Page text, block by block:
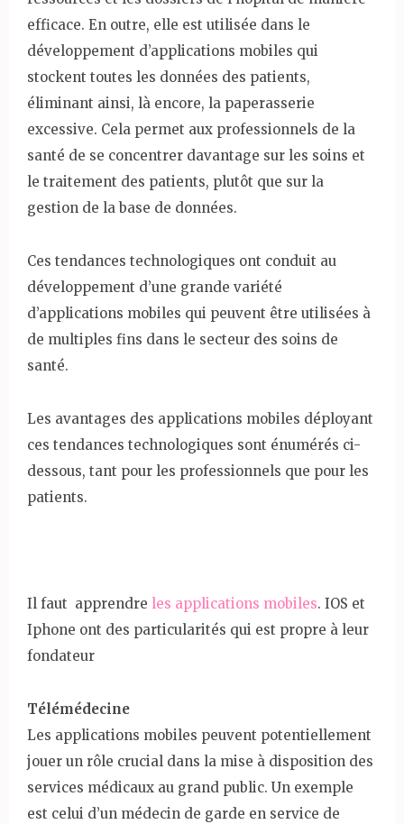
efficace. En outre, elle est utilisée dans le
développement d’applications mobiles qui
stockent toutes les données des patients,
éliminant ainsi, là encore, la paperasserie
excessive. Cela permet aux professionnels de la
santé de se concentrer davantage sur les soins et
le traitement des patients, plutôt que sur la
gestion de la base de données.
Ces tendances technologiques ont conduit au
développement d’une grande variété
d’applications mobiles qui peuvent être utilisées à
de multiples fins dans le secteur des soins de
santé.
Les avantages des applications mobiles déployant
ces tendances technologiques sont énumérés ci-
dessous, tant pour les professionnels que pour les
patients.
Il faut apprendre les applications mobiles. IOS et
Iphone ont des particularités qui est propre à leur
fondateur
Télémédecine
Les applications mobiles peuvent potentiellement
jouer un rôle crucial dans la mise à disposition des
services médicaux au grand public. Un exemple
est celui d’un médecin de garde en service de